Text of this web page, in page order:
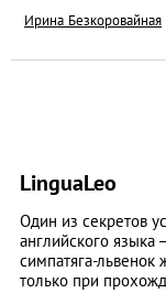
Ирина Безкоровайная
LinguaLeo
Один из секретов
английского
симпатяга-
только при